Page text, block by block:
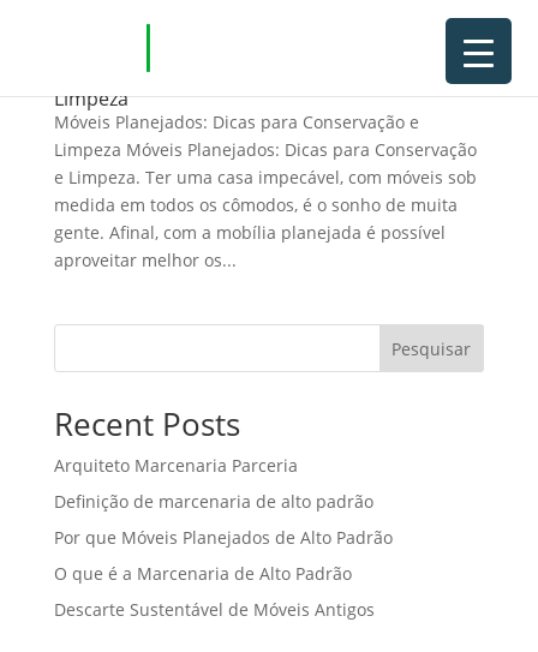
Móveis Planejados: Dicas para Conservação e
Limpeza
Móveis Planejados: Dicas para Conservação e
Limpeza Móveis Planejados: Dicas para Conservação
e Limpeza. Ter uma casa impecável, com móveis sob
medida em todos os cômodos, é o sonho de muita
gente. Afinal, com a mobília planejada é possível
aproveitar melhor os...
Pesquisar
Recent Posts
Arquiteto Marcenaria Parceria
Definição de marcenaria de alto padrão
Por que Móveis Planejados de Alto Padrão
O que é a Marcenaria de Alto Padrão
Descarte Sustentável de Móveis Antigos